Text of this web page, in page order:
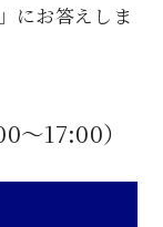
にお答えしま
〜17:00）